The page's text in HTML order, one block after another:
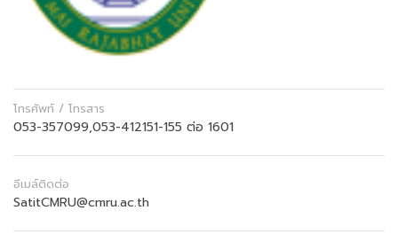
โทรศัพท์ / โทรสาร
053-357099,053-412151-155 ต่อ 1601
อีเมล์ติดต่อ
SatitCMRU@cmru.ac.th